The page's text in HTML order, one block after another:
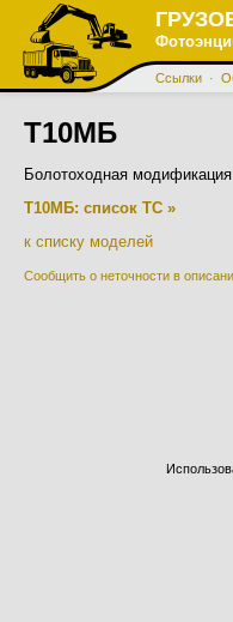
Ссылки ·
Т10МБ
Болотоходная
Т10МБ: список ТС »
к списку моделей
Сообщить о неточности в